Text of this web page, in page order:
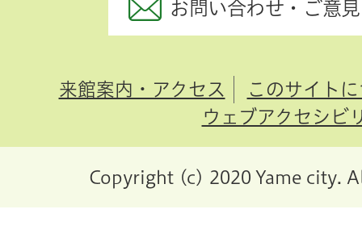
お問い合わせ・ご意
来館案内・アクセス
このサイト
ウェブアクセシビ
Copyright (c) 2020 Yame city.